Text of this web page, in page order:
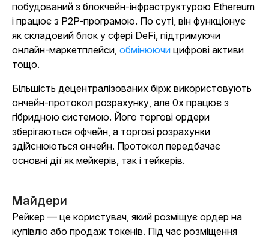
побудований з блокчейн-інфраструктурою Ethereum
і працює з P2P-програмою. По суті, він функціонує
як складовий блок у сфері DeFi, підтримуючи
онлайн-маркетплейси, обмінюючи цифрові активи
тощо.
Більшість децентралізованих бірж використовують
ончейн-протокол розрахунку, але 0x працює з
гібридною системою. Його торгові ордери
зберігаються офчейн, а торгові розрахунки
здійснюються ончейн. Протокол передбачає
основні дії як мейкерів, так і тейкерів.
Майдери
Рейкер — це користувач, який розміщує ордер на
купівлю або продаж токенів. Під час розміщення